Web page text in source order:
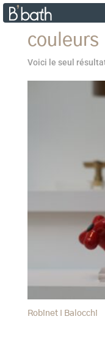
couleurs
Voici le seul
Robinet I Balocchi